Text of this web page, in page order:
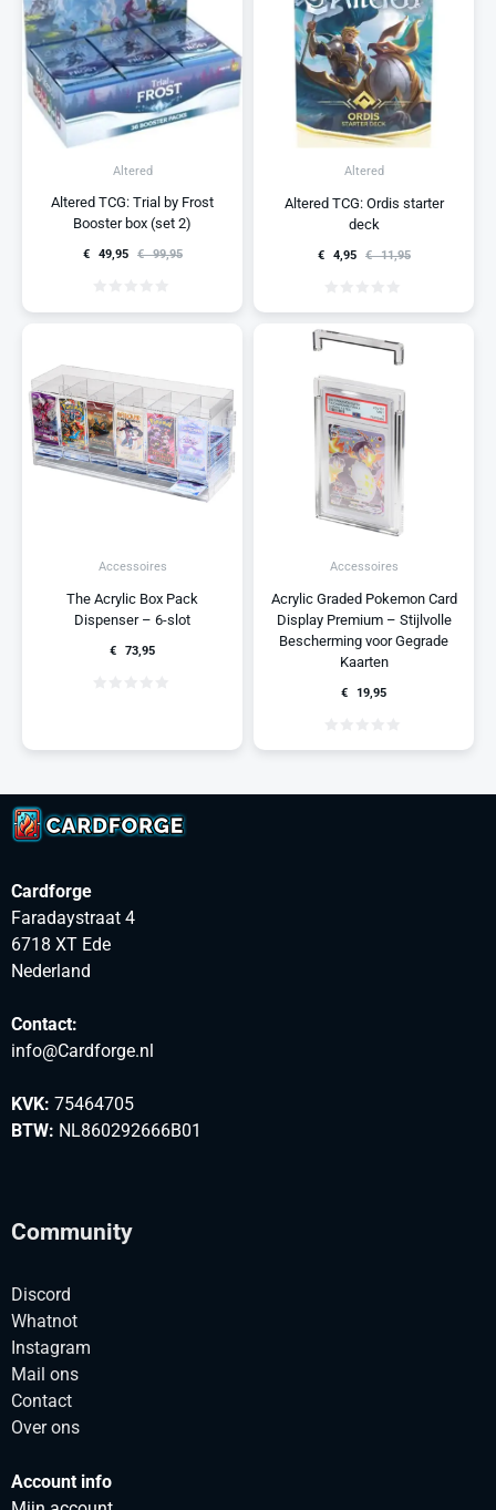
Altered
Altered TCG: Trial by Frost
Booster box (set 2)
€ 99,95
€ 49,95
Altered
Altered TCG: Ordis starter
deck
€ 11,95
€ 4,95
Accessoires
The Acrylic Box Pack
Dispenser – 6-slot
€ 73,95
Accessoires
Acrylic Graded Pokemon Card
Display Premium – Stijlvolle
Bescherming voor Gegrade
Kaarten
€ 19,95
Cardforge
Faradaystraat 4
6718 XT Ede
Nederland
Contact:
info@Cardforge.nl
KVK: 75464705
BTW: NL860292666B01
Community
Discord
Whatnot
Instagram
Mail ons
Contact
Over ons
Account info